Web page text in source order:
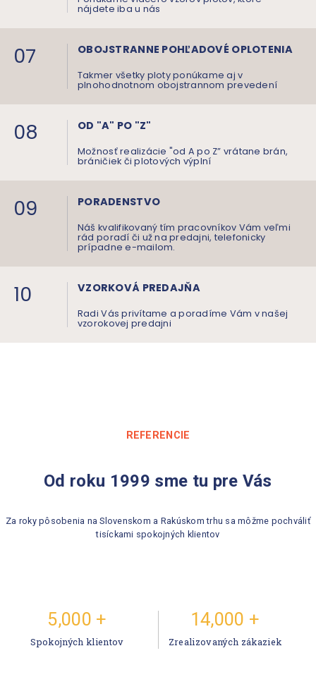
nájdete iba u nás
07 OBOJSTRANNE POHĽADOVÉ OPLOTENIA
Takmer všetky ploty ponúkame aj v
plnohodnotnom obojstrannom prevedení
08 OD "A" PO "Z"
Možnosť realizácie "od A po Z” vrátane brán,
bráničiek či plotových výplní
09 PORADENSTVO
Náš kvalifikovaný tím pracovníkov Vám veľmi
rád poradí či už na predajni, telefonicky
prípadne e-mailom.
10 VZORKOVÁ PREDAJŇA
Radi Vás privítame a poradíme Vám v našej
vzorokovej predajni
REFERENCIE
Od roku 1999 sme tu pre Vás
Za roky pôsobenia na Slovenskom a Rakúskom trhu sa môžme pochváliť
tisíckami spokojných klientov
5,000
Spokojných klientov
14,000
Zrealizovaných zákaziek